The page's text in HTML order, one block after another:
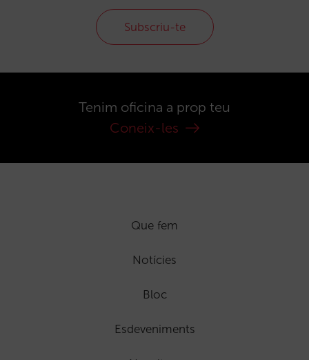
Subscriu-te
Tenim oficina a prop teu
Coneix-les
Que fem
Notícies
Bloc
Esdeveniments